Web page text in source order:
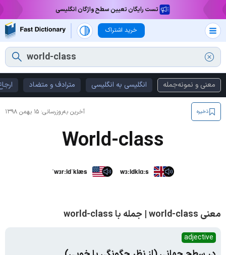
تست رایگان تعیین سطح واژگان انگلیسی
خرید اشتراک
معنی و نمونه‌جمله انگلیسی به انگلیسی مترادف و متضاد
آخرین به‌روزرسانی: ۱۵ بهمن ۱۳۹۸ ذخیره
World-class
ˈwɜrːldˈklæs wɜːldklɑːs
معنی world-class | جمله با world-class
adjective